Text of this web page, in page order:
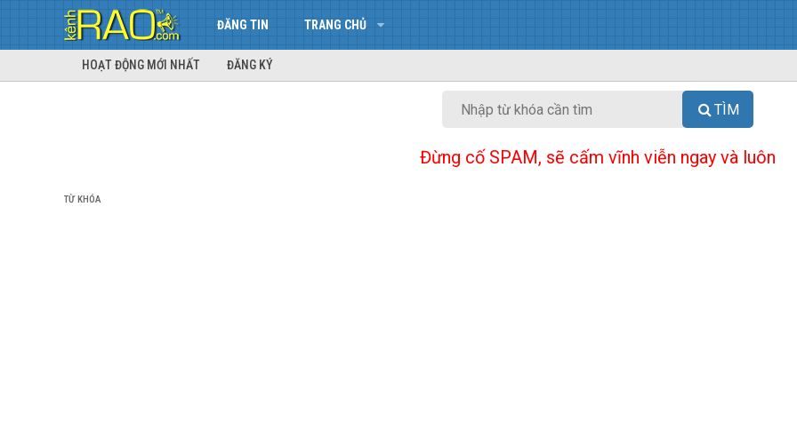
ĐĂNG TIN TRANG CHỦ
HOẠT ĐỘNG MỚI NHẤT ĐĂNG KÝ
TÌM
Đừng cố SPAM, sẽ cấm vĩnh viễn ngay và luôn
TỪ KHÓA